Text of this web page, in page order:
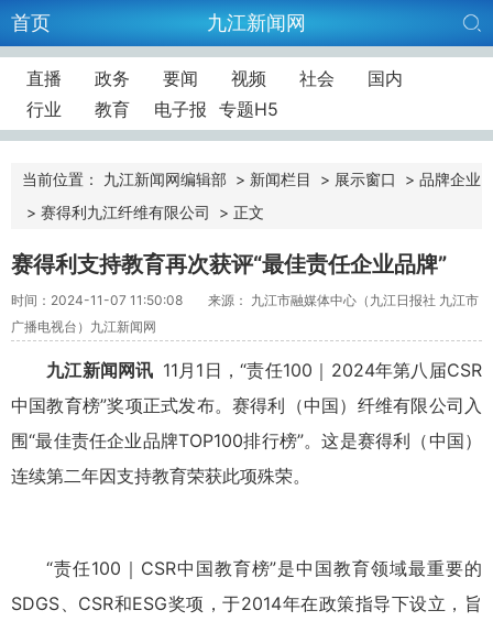
首页 九江新闻网
直播 政务 要闻 视频 社会
国内
行业
教育 电子报 专题H5
当前位置： 九江新闻网编辑部 > 新闻栏目 > 展示窗口 > 品牌企业
> 赛得利九江纤维有限公司 > 正文
赛得利支持教育再次获评“最佳责任企业品牌”
时间：2024-11-07 11:50:08
来源： 九江市融媒体中心（九江日报社 九江市
广播电视台）九江新闻网
九江新闻网讯 11月1日，“责任100｜2024年第八届CSR
中国教育榜”奖项正式发布。赛得利（中国）纤维有限公司入
围“最佳责任企业品牌TOP100排行榜”。这是赛得利（中国）
连续第二年因支持教育荣获此项殊荣。
“责任100｜CSR中国教育榜”是中国教育领域最重要的
SDGS、CSR和ESG奖项，于2014年在政策指导下设立，旨